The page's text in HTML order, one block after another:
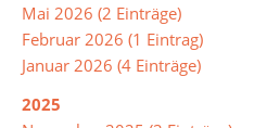
Förderverein
So
wir
Mai 2026 (2 Einträge)
Februar 2026 (1 Eintrag)
Januar 2026 (4 Einträge)
2025